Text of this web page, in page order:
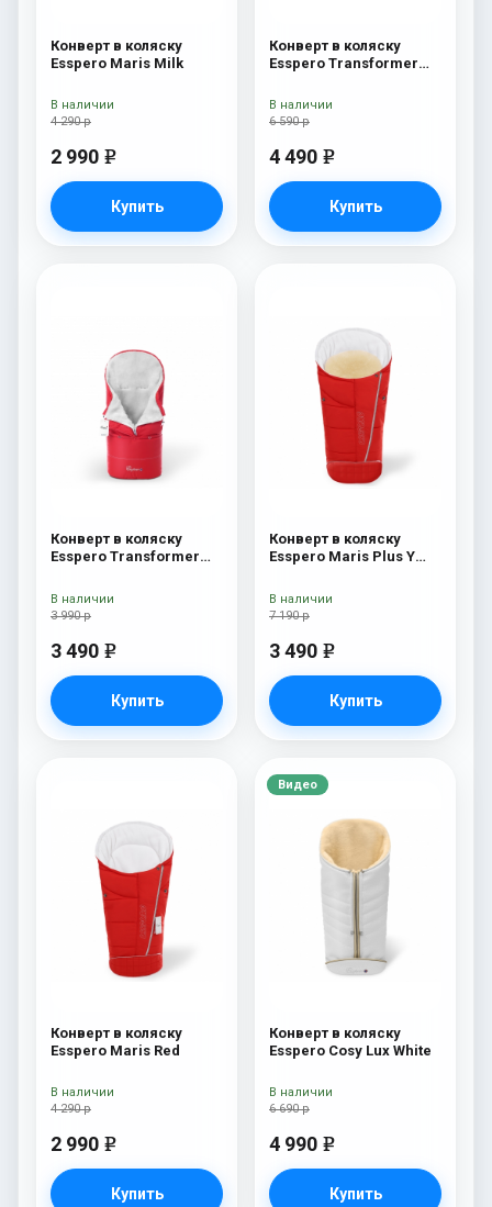
Конверт в коляску
Esspero Maris Milk
4 290 р
2 990 e
Купить
В наличии
Конверт в коляску
Esspero Transformer
100% шерсть) Navy
6 590 р
4 490 e
Купить
В наличии
Конверт в коляску
Esspero Transformer
100% шерсть) Red
3 990 р
3 490 e
Купить
В наличии
Конверт в коляску
Esspero Maris Plus Y
мех) Red
7 190 р
3 490 e
Купить
В наличии
Конверт в коляску
Esspero Maris Red
4 290 р
2 990 e
Купить
В наличии
Видео
Конверт в коляску
Esspero Cosy Lux White
6 690 р
4 990 e
Купить
В наличии